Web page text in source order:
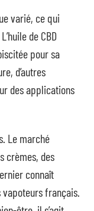
varié, ce qui
de CBD
pour sa
d’autres
des applications
Le marché
crèmes, des
connaît
vapoteurs français.